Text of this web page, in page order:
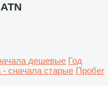
дешевые Год
- сначала старые Пробег